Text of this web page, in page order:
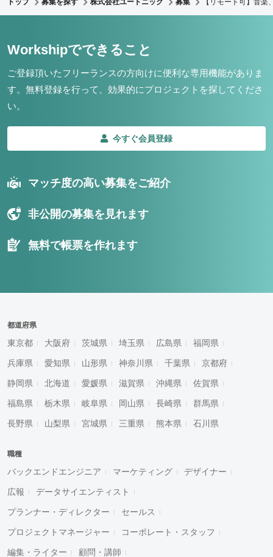
トップ 募集を探す 株式会社ユートニック 募集 【リモート可】音
Workshipでできること
ご登録頂いたフリーランスの方向けに便利な専用機能がありま
す。 無料登録を行って、効果的にプロジェクトを探してくださ
い。
今すぐ会員登録
マッチ度の高い募集をご紹介
非公開の募集を見れます
無料で帳票を作れます
都道府県
東京都 大阪府 茨城県 埼玉県 広島県 福岡県
兵庫県 愛知県 山形県 神奈川県 千葉県 京都府
静岡県 北海道 愛媛県 滋賀県 沖縄県 佐賀県
福島県 栃木県 岐阜県 岡山県 長崎県 群馬県
長野県 山梨県 宮城県 三重県 熊本県 石川県
職種
バックエンドエンジニア マーケティング デザイナー
広報 データサイエンティスト
プランナー・ディレクター セールス
プロジェクトマネージャー コーポレート・スタッフ
編集・ライター 顧問・講師